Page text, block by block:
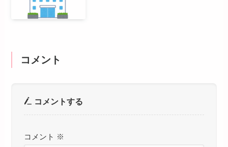
コメント
コメントする
コメント ※